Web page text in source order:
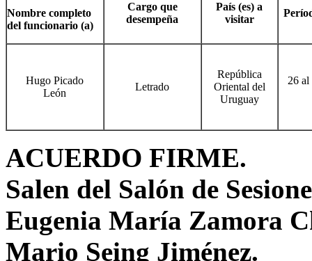
Nombre completo
del funcionario (a)
Cargo que
desempeña
País (es) a
visitar
Hugo Picado
León
Letrado
República
Oriental del
Uruguay
26 al
ACUERDO FIRME.
Salen del Salón de
Eugenia María Zamora
Mario Seing Jiménez.